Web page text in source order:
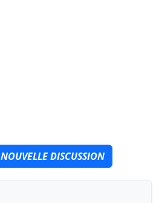
NOUVELLE DISCUSSION